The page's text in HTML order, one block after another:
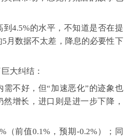
4.5%的水平，不知道是否在提
月数据不太差，降息的必要性下
大纠结：
需不好，但“加速恶化”的迹象也
增长，进口则是进一步下降，
（前值0.1%，预期-0.2%）；同